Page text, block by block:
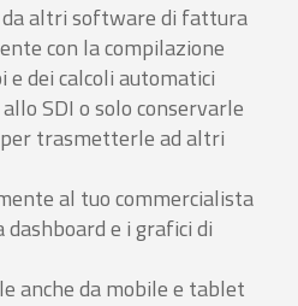
altri software di fattura
con la compilazione
e dei calcoli automatici
SDI o solo conservarle
trasmetterle ad altri
al tuo commercialista
e i grafici di
anche da mobile e tablet